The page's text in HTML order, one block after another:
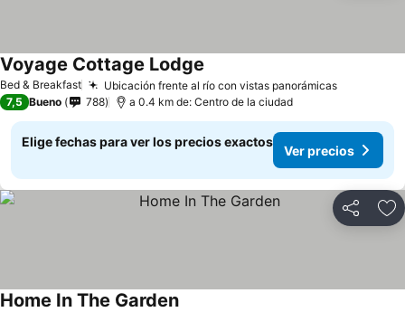
Bed & Breakfast Ubicación frente al río con vistas panorámicas
Voyage Cottage Lodge
7,5 Bueno 788 a 0.4 km de: Centro de la ciudad
Elige fechas para ver los precios exactos
Ver precios
Compartir
Home In The Garden